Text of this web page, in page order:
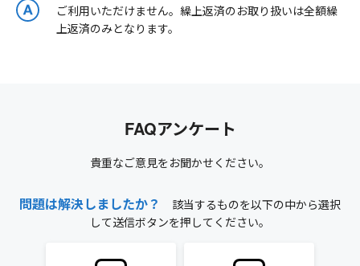
ご利用いただけません。繰上返済のお取り扱いは全額繰
上返済のみとなります。
FAQアンケート
貴重なご意見をお聞かせください。
問題は解決しましたか？
該当するものを以下の中から選択
して送信ボタンを押してください。